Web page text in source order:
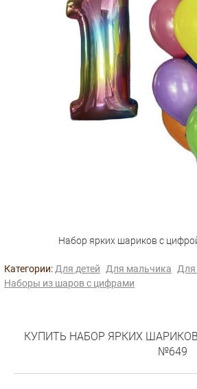
Набор ярких шариков с
Категории: Для детей Для мальчика Для
Наборы из шаров с цифрами
КУПИТЬ НАБОР ЯРКИХ
№649